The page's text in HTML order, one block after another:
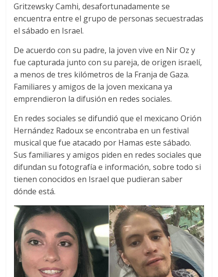
Gritzewsky Camhi, desafortunadamente se
encuentra entre el grupo de personas secuestradas
el sábado en Israel.
De acuerdo con su padre, la joven vive en Nir Oz y
fue capturada junto con su pareja, de origen israelí,
a menos de tres kilómetros de la Franja de Gaza.
Familiares y amigos de la joven mexicana ya
emprendieron la difusión en redes sociales.
En redes sociales se difundió que el mexicano Orión
Hernández Radoux se encontraba en un festival
musical que fue atacado por Hamas este sábado.
Sus familiares y amigos piden en redes sociales que
difundan su fotografía e información, sobre todo si
tienen conocidos en Israel que pudieran saber
dónde está.